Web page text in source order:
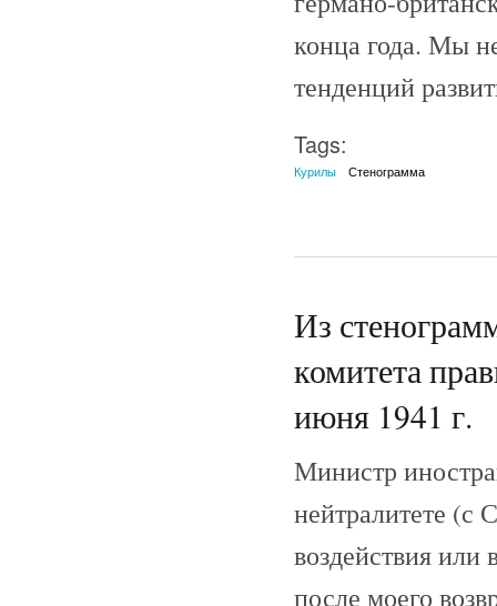
конца года. Мы
тенденций
Tags:
Курилы Стенограмма
Из
комитета
июня 1941 г.
Министр
нейтралитете (с
воздействия или
после моего